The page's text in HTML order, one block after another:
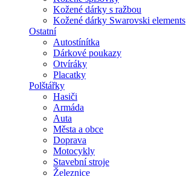
Kožené dárky s ražbou
Kožené dárky Swarovski elements
Ostatní
Autostínítka
Dárkové poukazy
Otvíráky
Placatky
Polštářky
Hasiči
Armáda
Auta
Města a obce
Doprava
Motocykly
Stavební stroje
Železnice